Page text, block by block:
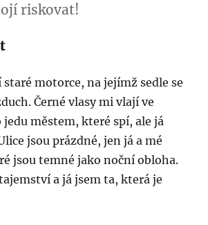
riskovat!
staré motorce, na jejímž sedle se
Černé vlasy mi vlají ve
městem, které spí, ale já
jsou prázdné, jen já a mé
jsou temné jako noční obloha.
a já jsem ta, která je